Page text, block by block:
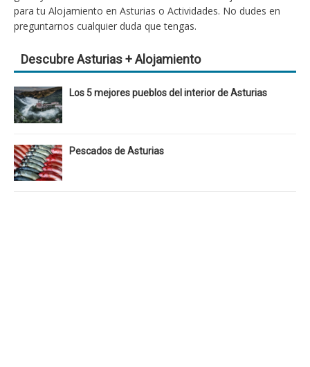
para tu Alojamiento en Asturias o Actividades. No dudes en
preguntarnos cualquier duda que tengas.
Descubre Asturias + Alojamiento
Los 5 mejores pueblos del interior de Asturias
Pescados de Asturias